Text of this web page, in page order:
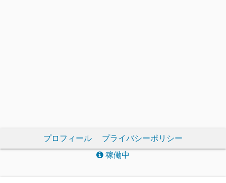
プロフィール
プライバシーポリシー
稼働中